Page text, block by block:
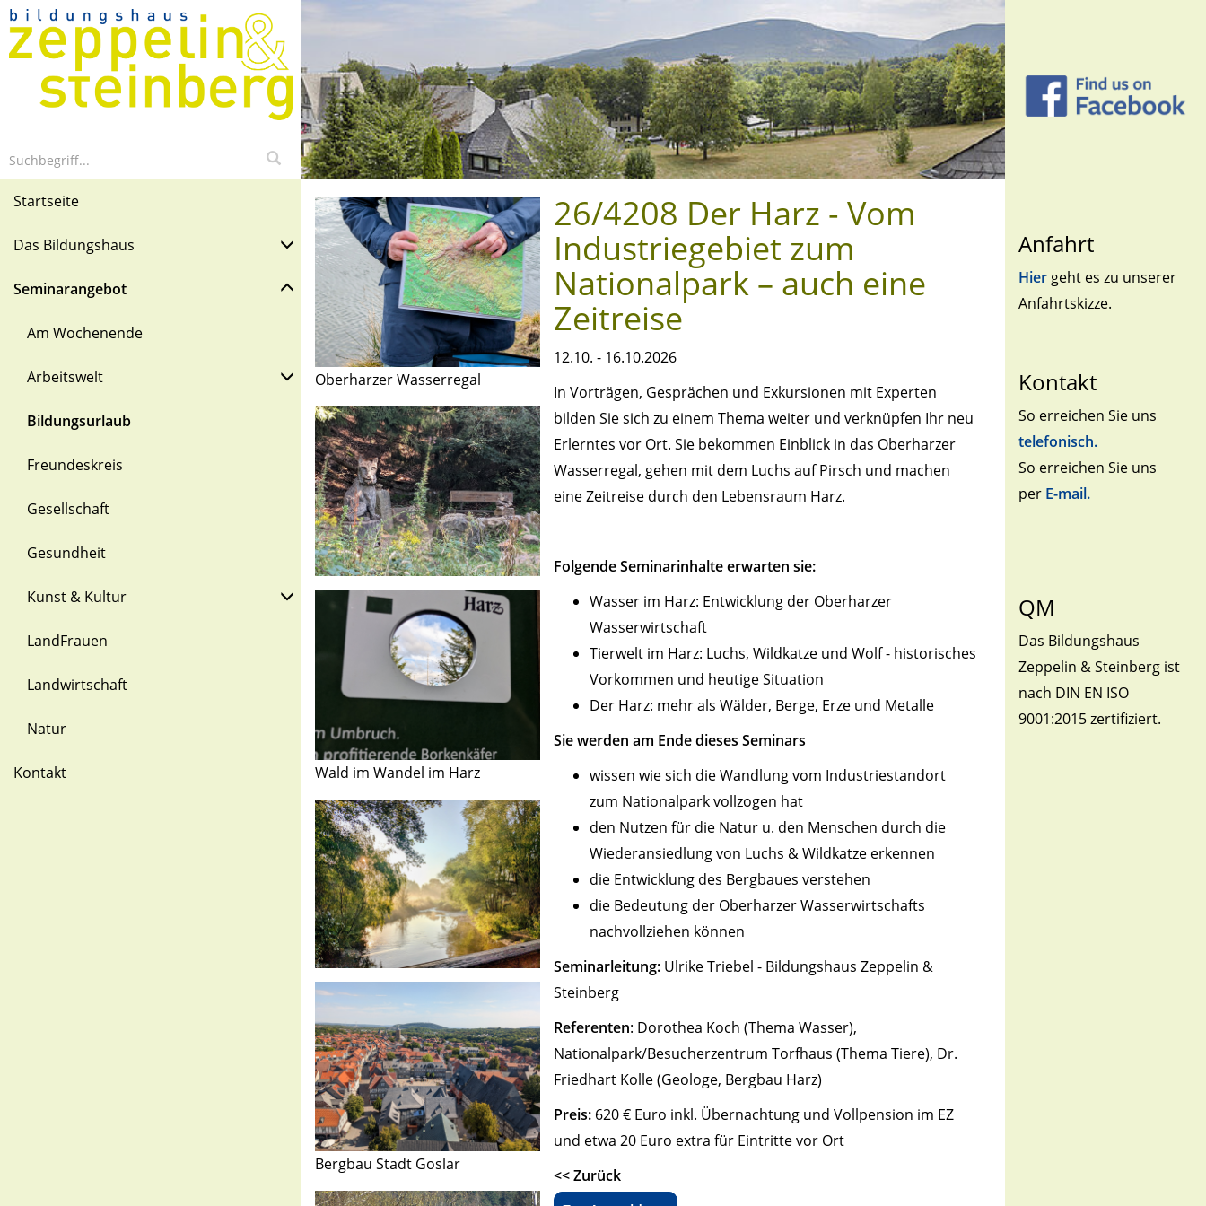
Startseite
Das Bildungshaus
Seminarangebot
Am Wochenende
Arbeitswelt
Bildungsurlaub
Freundeskreis
Gesellschaft
Gesundheit
Kunst & Kultur
LandFrauen
Landwirtschaft
Natur
Kontakt
Oberharzer Wasserregal
Wald im Wandel im Harz
Bergbau Stadt Goslar
26/4208 Der Harz - Vom
Industriegebiet zum
Nationalpark – auch eine
Zeitreise
12.10. - 16.10.2026
In Vorträgen, Gesprächen und Exkursionen mit Experten
bilden Sie sich zu einem Thema weiter und verknüpfen Ihr neu
Erlerntes vor Ort. Sie bekommen Einblick in das Oberharzer
Wasserregal, gehen mit dem Luchs auf Pirsch und machen
eine Zeitreise durch den Lebensraum Harz.
Folgende Seminarinhalte erwarten sie:
Wasser im Harz: Entwicklung der Oberharzer
Wasserwirtschaft
Tierwelt im Harz: Luchs, Wildkatze und Wolf - historisches
Vorkommen und heutige Situation
Der Harz: mehr als Wälder, Berge, Erze und Metalle
Sie werden am Ende dieses Seminars
wissen wie sich die Wandlung vom Industriestandort
zum Nationalpark vollzogen hat
den Nutzen für die Natur u. den Menschen durch die
Wiederansiedlung von Luchs & Wildkatze erkennen
die Entwicklung des Bergbaues verstehen
die Bedeutung der Oberharzer Wasserwirtschafts
nachvollziehen können
Seminarleitung: Ulrike Triebel - Bildungshaus Zeppelin &
Steinberg
Referenten: Dorothea Koch (Thema Wasser),
Nationalpark/Besucherzentrum Torfhaus (Thema Tiere), Dr.
Friedhart Kolle (Geologe, Bergbau Harz)
Preis: 620 € Euro inkl. Übernachtung und Vollpension im EZ
und etwa 20 Euro extra für Eintritte vor Ort
<< Zurück
Anfahrt
Hier geht es zu unserer
Anfahrtskizze.
Kontakt
So erreichen Sie uns
telefonisch.
So erreichen Sie uns
per E-mail.
QM
Das Bildungshaus
Zeppelin & Steinberg ist
nach DIN EN ISO
9001:2015 zertifiziert.